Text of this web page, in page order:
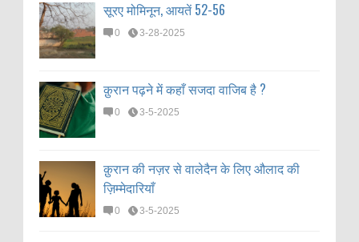
सूरए मोमिनून, आयतें 52-56
0 3-28-2025
क़ुरान पढ़ने में कहाँ सजदा वाजिब है ?
0 3-5-2025
क़ुरान की नज़र से वालेदैन के लिए औलाद की
ज़िम्मेदारियाँ
0 3-5-2025